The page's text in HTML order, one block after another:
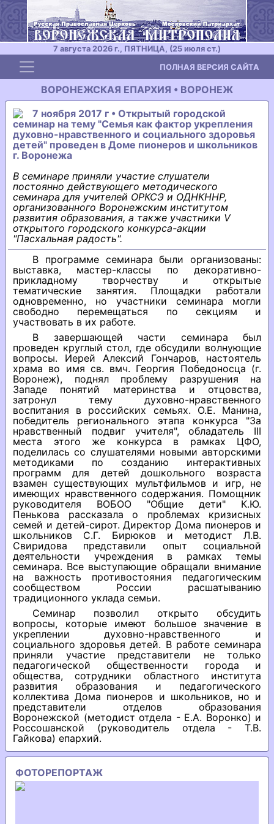
7 августа 2026 г., ПЯТНИЦА, (25 июля ст.)
Toggle navigation ПОЛНАЯ ВЕРСИЯ САЙТА
ВОРОНЕЖСКАЯ ЕПАРХИЯ • ВОРОНЕЖ
7 ноября 2017 г • Открытый городской
семинар на тему "Семья как фактор укрепления
духовно-нравственного и социального здоровья
детей" проведен в Доме пионеров и школьников
г. Воронежа
В семинаре приняли участие слушатели
постоянно действующего методического
семинара для учителей ОРКСЭ и ОДНКННР,
организованного Воронежским институтом
развития образования, а также участники V
открытого городского конкурса-акции
"Пасхальная радость".
В программе семинара были организованы:
выставка, мастер-классы по декоративно-
прикладному творчеству и открытые
тематические занятия. Площадки работали
одновременно, но участники семинара могли
свободно перемещаться по секциям и
участвовать в их работе.
В завершающей части семинара был
проведен круглый стол, где обсудили волнующие
вопросы. Иерей Алексий Гончаров, настоятель
храма во имя св. вмч. Георгия Победоносца (г.
Воронеж), поднял проблему разрушения на
Западе понятий материнства и отцовства,
затронул тему духовно-нравственного
воспитания в российских семьях. О.Е. Манина,
победитель регионального этапа конкурса "За
нравственный подвиг учителя", обладатель III
места этого же конкурса в рамках ЦФО,
поделилась со слушателями новыми авторскими
методиками по созданию интерактивных
программ для детей дошкольного возраста
взамен существующих мультфильмов и игр, не
имеющих нравственного содержания. Помощник
руководителя ВОБОО "Общие дети" К.Ю.
Пенькова рассказала о проблемах кризисных
семей и детей-сирот. Директор Дома пионеров и
школьников С.Г. Бирюков и методист Л.В.
Свиридова представили опыт социальной
деятельности учреждения в рамках темы
семинара. Все выступающие обращали внимание
на важность противостояния педагогическим
сообществом России расшатыванию
традиционного уклада семьи.
Семинар позволил открыто обсудить
вопросы, которые имеют большое значение в
укреплении духовно-нравственного и
социального здоровья детей. В работе семинара
приняли участие представители не только
педагогической общественности города и
общества, сотрудники областного института
развития образования и педагогического
коллектива Дома пионеров и школьников, но и
представители отделов образования
Воронежской (методист отдела - Е.А. Воронко) и
Россошанской (руководитель отдела - Т.В.
Гайкова) епархий.
ФОТОРЕПОРТАЖ